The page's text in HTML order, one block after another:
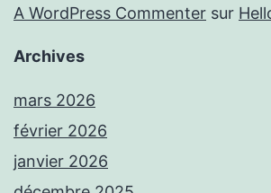
A WordPress Commenter sur
Archives
mars 2026
février 2026
janvier 2026